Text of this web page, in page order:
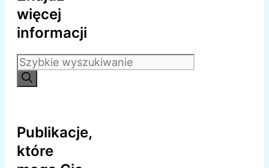
więcej
informacji
Szukaj:
Publikacje,
które